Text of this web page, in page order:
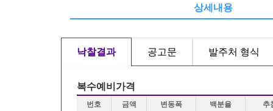
상세내용
낙찰결과 공고문 발주처 형식
복수예비가격
번호 금액 변동폭 백분율
추